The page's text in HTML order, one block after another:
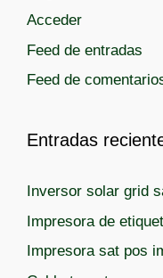
Acceder
Feed de entradas
Feed de
Entradas
Inversor solar grid
Impresora de
Impresora sat pos